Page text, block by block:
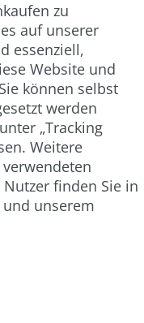
sich um ein Pflichtfeld.
zu
auf unserer
essenziell,
Website und
können selbst
werden
„Tracking
Weitere
finden Sie in
und unserem